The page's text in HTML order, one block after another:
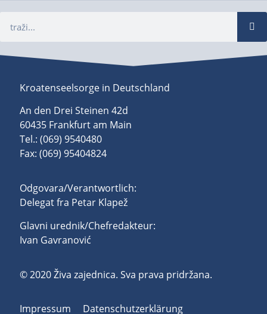
Kroatenseelsorge in Deutschland
An den Drei Steinen 42d
60435 Frankfurt am Main
Tel.: (069) 9540480
Fax: (069) 95404824
Odgovara/Verantwortlich:
Delegat fra Petar Klapež
Glavni urednik/Chefredakteur:
Ivan Gavranović
© 2020 Živa zajednica. Sva prava pridržana.
Impressum
Datenschutzerklärung